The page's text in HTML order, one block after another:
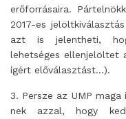
erőforrásaira.
2017-es
azt is jelentheti,
lehetséges ellenjelöltet
ígért előválasztást…).
3. Persze az UMP
nek azzal, hogy